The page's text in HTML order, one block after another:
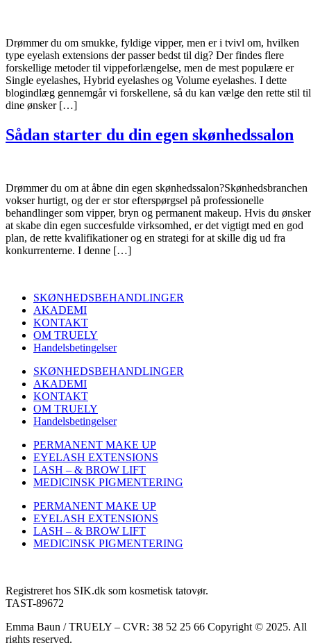
Drømmer du om smukke, fyldige vipper, men er i tvivl om, hvilken
type eyelash extensions der passer bedst til dig? Der findes flere
forskellige metoder til vippeforlængelse, men de mest populære er
Single eyelashes, Hybrid eyelashes og Volume eyelashes. I dette
blogindlæg gennemgår vi forskellene, så du kan vælge den rette stil til
dine ønsker […]
Sådan starter du din egen skønhedssalon
Drømmer du om at åbne din egen skønhedssalon?Skønhedsbranchen
vokser hurtigt, og der er stor efterspørgsel på professionelle
behandlinger som vipper, bryn og permanent makeup. Hvis du ønsker
at skabe din egen succesfulde virksomhed, er det vigtigt med en god
plan, de rette kvalifikationer og en strategi for at skille dig ud fra
konkurrenterne. I denne […]
SKØNHEDSBEHANDLINGER
AKADEMI
KONTAKT
OM TRUELY
Handelsbetingelser
SKØNHEDSBEHANDLINGER
AKADEMI
KONTAKT
OM TRUELY
Handelsbetingelser
PERMANENT MAKE UP
EYELASH EXTENSIONS
LASH – & BROW LIFT
MEDICINSK PIGMENTERING
PERMANENT MAKE UP
EYELASH EXTENSIONS
LASH – & BROW LIFT
MEDICINSK PIGMENTERING
Registreret hos SIK.dk som kosmetisk tatovør.
TAST-89672
Emma Baun / TRUELY – CVR: 38 52 25 66 Copyright © 2025. All
rights reserved.